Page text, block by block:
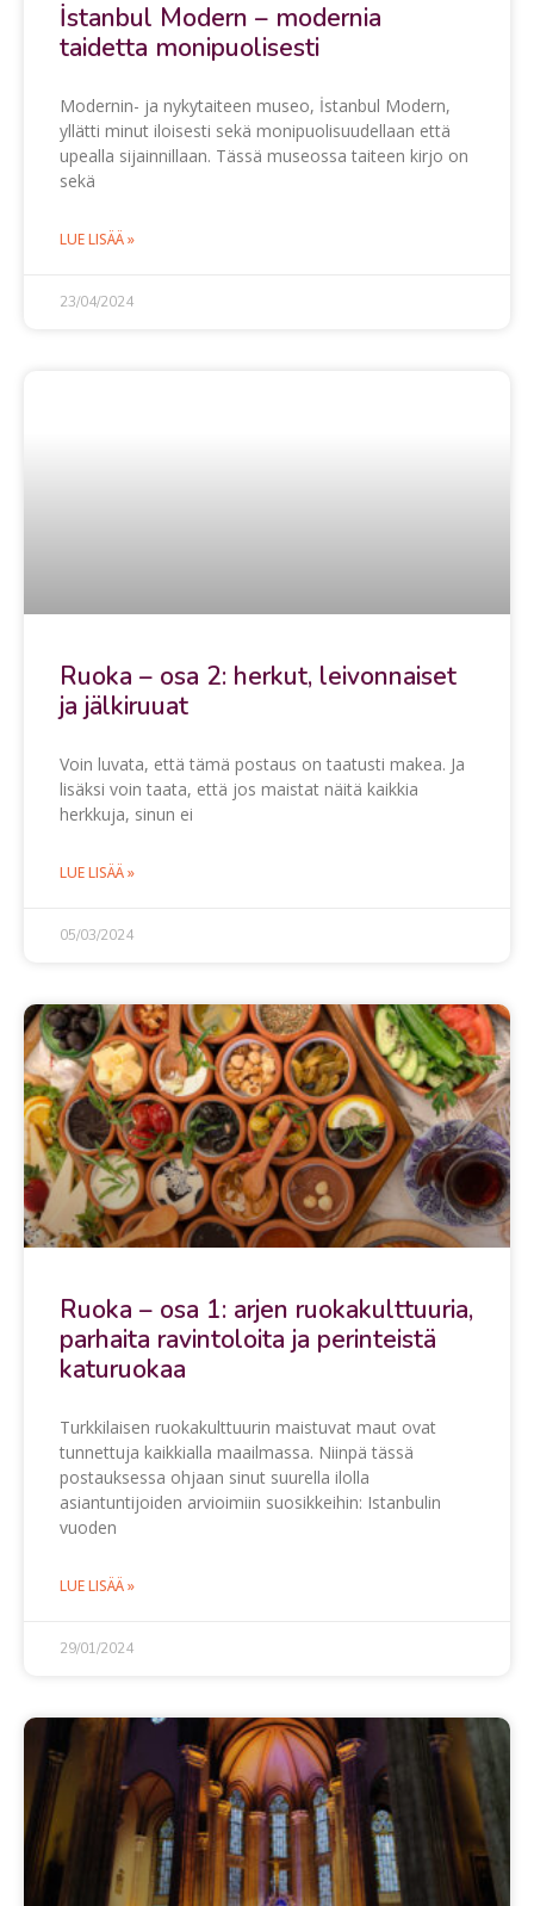
İstanbul Modern – modernia
taidetta monipuolisesti
Modernin- ja nykytaiteen museo, İstanbul Modern,
yllätti minut iloisesti sekä monipuolisuudellaan että
upealla sijainnillaan. Tässä museossa taiteen kirjo on
sekä
LUE LISÄÄ »
23/04/2024
Ruoka – osa 2: herkut, leivonnaiset
ja jälkiruuat
Voin luvata, että tämä postaus on taatusti makea. Ja
lisäksi voin taata, että jos maistat näitä kaikkia
herkkuja, sinun ei
LUE LISÄÄ »
05/03/2024
Ruoka – osa 1: arjen ruokakulttuuria,
parhaita ravintoloita ja perinteistä
katuruokaa
Turkkilaisen ruokakulttuurin maistuvat maut ovat
tunnettuja kaikkialla maailmassa. Niinpä tässä
postauksessa ohjaan sinut suurella ilolla
asiantuntijoiden arvioimiin suosikkeihin: Istanbulin
vuoden
LUE LISÄÄ »
29/01/2024